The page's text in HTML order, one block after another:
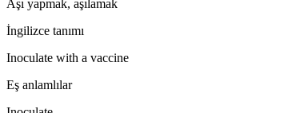
Aşı yapmak, aşılamak
İngilizce tanımı
Inoculate with a vaccine
Eş anlamlılar